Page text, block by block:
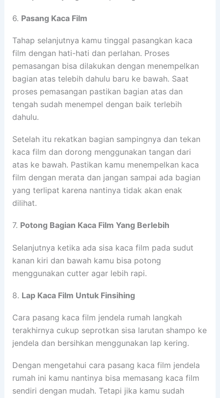
6. Pasang Kaca Film
Tahap selanjutnya kamu tinggal pasangkan kaca
film dengan hati-hati dan perlahan. Proses
pemasangan bisa dilakukan dengan menempelkan
bagian atas telebih dahulu baru ke bawah. Saat
proses pemasangan pastikan bagian atas dan
tengah sudah menempel dengan baik terlebih
dahulu.
Setelah itu rekatkan bagian sampingnya dan tekan
kaca film dan dorong menggunakan tangan dari
atas ke bawah. Pastikan kamu menempelkan kaca
film dengan merata dan jangan sampai ada bagian
yang terlipat karena nantinya tidak akan enak
dilihat.
7. Potong Bagian Kaca Film Yang Berlebih
Selanjutnya ketika ada sisa kaca film pada sudut
kanan kiri dan bawah kamu bisa potong
menggunakan cutter agar lebih rapi.
8. Lap Kaca Film Untuk Finsihing
Cara pasang kaca film jendela rumah langkah
terakhirnya cukup seprotkan sisa larutan shampo ke
jendela dan bersihkan menggunakan lap kering.
Dengan mengetahui cara pasang kaca film jendela
rumah ini kamu nantinya bisa memasang kaca film
sendiri dengan mudah. Tetapi jika kamu sudah